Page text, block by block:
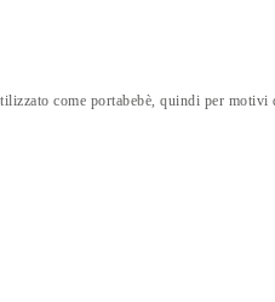
come portabebè, quindi per